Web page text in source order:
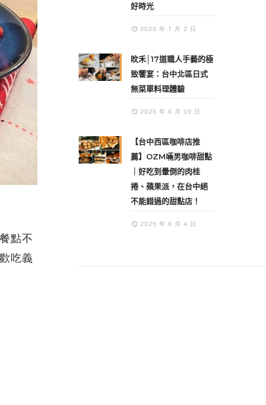
點不
吃義
好時光
2025 年 7 月 2 日
旼禾│17道職人手藝的極
致饗宴：台中北區日式
無菜單料理體驗
2025 年 6 月 19 日
【台中西區咖啡店推
薦】OZM啢男咖啡甜點
｜好吃到暈倒的肉桂
捲、蘋果派，在台中絕
不能錯過的甜點店！
2025 年 6 月 4 日